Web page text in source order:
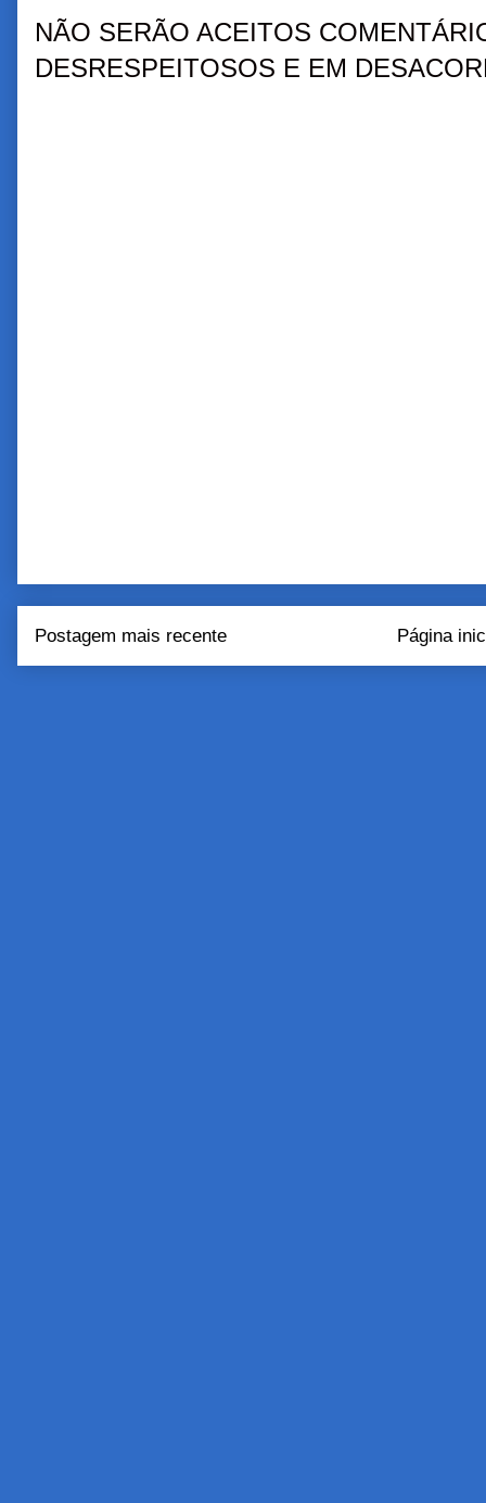
NÃO SERÃO ACEITOS
DESRESPEITOSOS E EM
Postagem mais recente Página